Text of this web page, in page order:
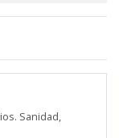
Sanidad,